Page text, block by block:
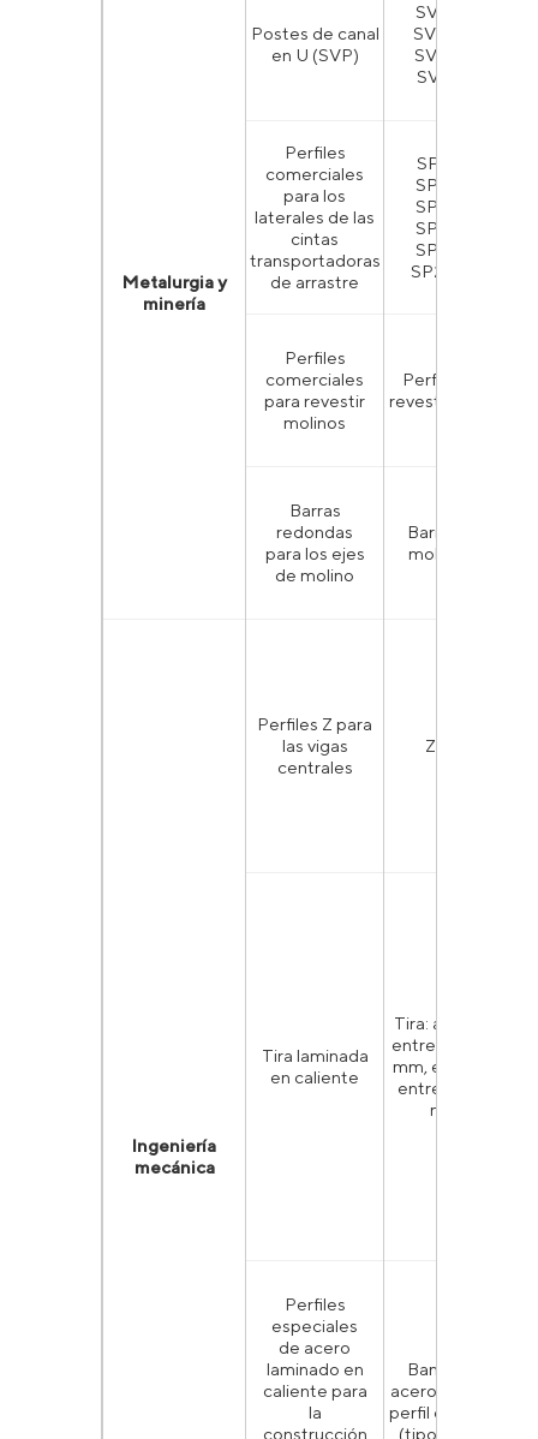
Metalurgia y
minería
Postes de canal
en U (SVP)
SVP 19,
SVP 22,
SVP 27,
SVP 33
Perfiles
comerciales
para los
laterales de las
cintas
transportadoras
de arrastre
SP190,
SP205,
SP228,
SP230,
SP245,
SP255D
Perfiles
comerciales
para revestir
molinos
Perfiles de
revestimiento
Barras
redondas
para los ejes
de molino
Barras de
molienda
Ingeniería
mecánica
Perfiles Z para
las vigas
centrales
Z310
Tira laminada
en caliente
Tira: anchura
entre 30 y 90
mm, espesor
entre 3 y 20
mm
Perfiles
especiales
de acero
laminado en
caliente para
la
construcción
Banda de
acero (tipo 1),
perfil especial
(tipos 2 y 3)